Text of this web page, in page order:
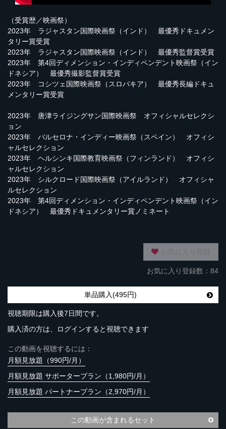
（受賞歴／映画祭）
2023年 ラジャスタン国際映画祭（インド） 最優秀ドキュメン
タリー賞受賞
2023年 ラジャスタン国際映画祭（インド） 最優秀監督賞受賞
2023年 第4回ディメンション・インディペンデント映画祭（イン
ドネシア） 最優秀撮影監督賞受賞
2023年 コシツェ国際映画祭（スロバキア） 最優秀長編ドキュ
メンタリー賞受賞
2023年 唐津ライジングサン国際映画祭 オフィシャルセレクシ
ョン
2023年 バルセロナ・インディー映画祭（スペイン） オフィシ
ャルセレクション
2023年 ヘルシンキ国際教育映画祭（フィンランド） オフィシ
ャルセレクション
2023年 シルクロード国際映画祭（アイルランド） オフィシャ
ルセレクション
2023年 第4回ディメンション・インディペンデント映画祭（イン
ドネシア） 最優秀ドキュメンタリー賞ノミネート
お気に入り登録数：84
単品購入(495円)
視聴期限は購入後7日間です。
購入済の方は、ログインすると視聴できます
この動画を視聴するには：
月額見放題（990円/月）
月額見放題 サポータープラン（1,980円/月）
月額見放題 パートナープラン（2,970円/月）
この動画が含まれるセット